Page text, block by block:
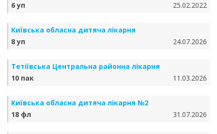
6 уп
25.02.2022
Київська обласна дитяча лікарня
8 уп
24.07.2026
Тетіївська Центральна районна лікарня
10 пак
11.03.2026
Київська обласна дитяча лікарня №2
18 фл
31.07.2026